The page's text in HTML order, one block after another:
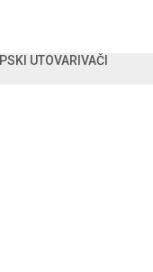
UTOVARIVAČI